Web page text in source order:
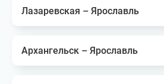
Лазаревская – Ярославль
Архангельск – Ярославль